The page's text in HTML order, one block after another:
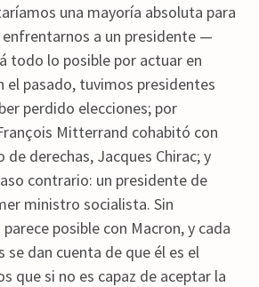
una mayoría absoluta para
enfrentarnos a un presidente —
todo lo posible por actuar en
el pasado, tuvimos presidentes
perdido elecciones; por
Mitterrand cohabitó con
derechas, Jacques Chirac; y
contrario: un presidente de
ministro socialista. Sin
posible con Macron, y cada
se dan cuenta de que él es el
que si no es capaz de aceptar la